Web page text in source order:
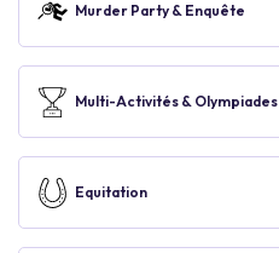
Murder Party & Enquête
Multi-Activités & Olympiades
Equitation